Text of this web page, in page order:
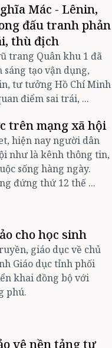
Mác - Lênin,
đấu tranh phản
thù địch
trang Quân khu 1 đã
tạo vận dụng,
tư tưởng Hồ Chí Minh
điểm sai trái, ...
trên mạng xã hội
hiện nay người dân
như là kênh thông tin,
sống hàng ngày.
đứng thứ 12 thế ...
cho học sinh
giáo dục về chủ
Giáo dục tỉnh phối
khai đồng bộ với
phú.
vệ nền tảng tư